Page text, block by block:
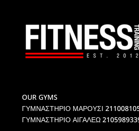
OUR GYMS
ΓΥΜΝΑΣΤΗΡΙΟ ΜΑΡΟΥΣΙ
ΓΥΜΝΑΣΤΗΡΙΟ ΑΙΓΑΛΕΩ